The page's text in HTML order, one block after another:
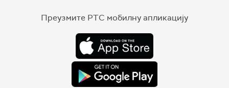
Преузмите РТС мобилну апликацију